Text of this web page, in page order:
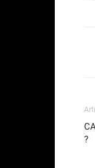
?